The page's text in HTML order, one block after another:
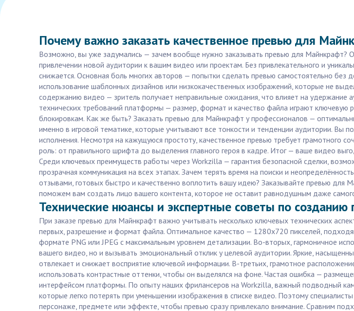
Почему важно заказать качественное превью для
Возможно, вы уже задумались — зачем вообще нужно заказывать превью для Майнкрафт?
привлечении новой аудитории к вашим видео или проектам. Без привлекательного и
снижается. Основная боль многих авторов — попытки сделать превью самостоятельно
использование шаблонных дизайнов или низкокачественных изображений, которые не
содержанию видео — зритель получает неправильные ожидания, что влияет на удержание
технических требований платформы — размер, формат и качество файла играют ключевую
блокировкам. Как же быть? Заказать превью для Майнкрафт у профессионалов —
именно в игровой тематике, которые учитывают все тонкости и тенденции аудитории. Вы
исполнения. Несмотря на кажущуюся простоту, качественное превью требует грамотного
роль: от правильного шрифта до выделения главного героя в кадре. Итог — ваше видео
Среди ключевых преимуществ работы через Workzilla — гарантия безопасной сделки,
прозрачная коммуникация на всех этапах. Зачем терять время на поиски и
отзывами, готовых быстро и качественно воплотить вашу идею? Заказывайте превью для
поможем вам создать лицо вашего контента, которое не оставит равнодушным даже
Технические нюансы и экспертные советы по
При заказе превью для Майнкрафт важно учитывать несколько ключевых технических
первых, разрешение и формат файла. Оптимальное качество — 1280x720 пикселей,
формате PNG или JPEG с максимальным уровнем детализации. Во-вторых, гармоничное
вашего видео, но и вызывать эмоциональный отклик у целевой аудитории. Яркие,
отвлекает и снижает восприятие ключевой информации. В-третьих, грамотное
использовать контрастные оттенки, чтобы он выделялся на фоне. Частая ошибка —
интерфейсом платформы. По опыту наших фрилансеров на Workzilla, важный подводный
которые легко потерять при уменьшении изображения в списке видео. Поэтому
персонаже, предмете или эффекте, чтобы превью сразу привлекало внимание. Сравним